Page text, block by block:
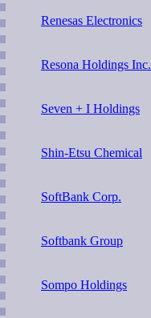
Renesas Electronics
Resona Holdings Inc.
Seven + I Holdings
Shin-Etsu Chemical
SoftBank Corp.
Softbank Group
Sompo Holdings